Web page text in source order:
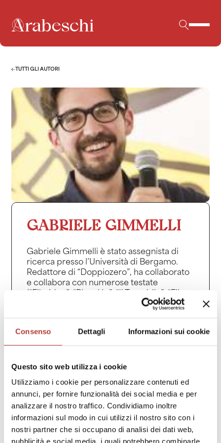
Consenso Dettagli Informazioni sui cookie
Questo sito web utilizza i cookie
Utilizziamo i cookie per personalizzare contenuti ed
annunci, per fornire funzionalità dei social media e per
analizzare il nostro traffico. Condividiamo inoltre
informazioni sul modo in cui utilizzi il nostro sito con i
nostri partner che si occupano di analisi dei dati web,
pubblicità e social media, i quali potrebbero combinarle
TUTTI GLI AUTORI
GABRIELE GIMMELLI
Gabriele Gimmelli è stato assegnista di
ricerca presso l’Università di Bergamo.
Redattore di “Doppiozero”, ha collaborato
e collabora con numerose testate
Tv”, “Lucy”). E’ autore di “Grandi Affari.
delle riserve. Gianni Celati e il cinema”
(Quodlibet, 2021), “American. Orson
2024). Studioso di Aldo Buzzi, ne ha curato
l’inedito “Stanze per la fantasia” (Officina
Libraria, 2025).
Gabriele Gimmelli has been a Research
Fellow at the University of Bergamo. Editor